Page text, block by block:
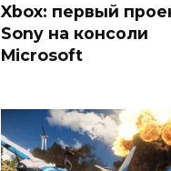
Xbox: первый
Sony на консоли
Microsoft